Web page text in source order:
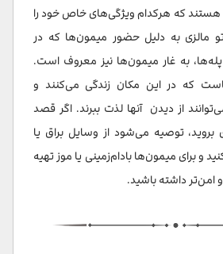
هستند که هرکدام ویژگی‌های خاص خود را
مالزی به دلیل حضور میمون‌ها که در
به غار میمون‌ها نیز معروف است.
که در این مکان زندگی می‌کنند و
از دیدن آنها لذت ببرند. اگر قصد
بروید، توصیه می‌شود از وسایل براق یا
و برای میمون‌ها بادام‌زمینی یا موز تهیه
امن‌تر داشته باشید.